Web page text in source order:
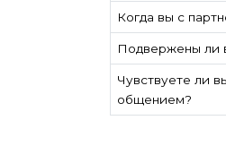
Когда вы с
Подвержены ли
Чувствуете ли
общением?